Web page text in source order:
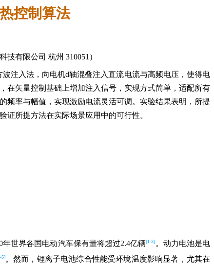
控制算法
技有限公司 杭州 310051）
注入法，向电机d轴混叠注入直流电流与高频电压，使得电
在矢量控制基础上增加注入信号，实现方式简单，适配所有
频率与幅值，实现激励电流灵活可调。实验结果表明，所提
所提方法在实际场景应用中的可行性。
世界各国电动汽车保有量将超过2.4亿辆[1-3] 。动力电池是电
5]。然而，锂离子电池综合性能受环境温度影响显著，尤其在